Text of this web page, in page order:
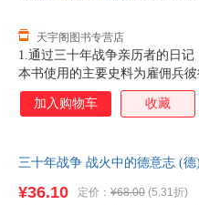
1.通过三十年战争亲历者的日
本书使用的主要史料为雇佣兵
记，兼顾研究三十年战争的经
内心恐惧与希望交织，被战争
载浮载沉，无意中成了同时代
天宇阁图书专营店
加入购物车 收藏
三十年战争 战火中的德意志 (
¥36.10 定价： ¥68.00 (5.31折)